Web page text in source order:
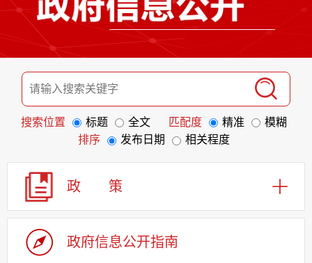
搜索位置 标题 全文 匹配度 精准
模糊
排序
发布日期 相关程度
政 策
政府信息公开指南